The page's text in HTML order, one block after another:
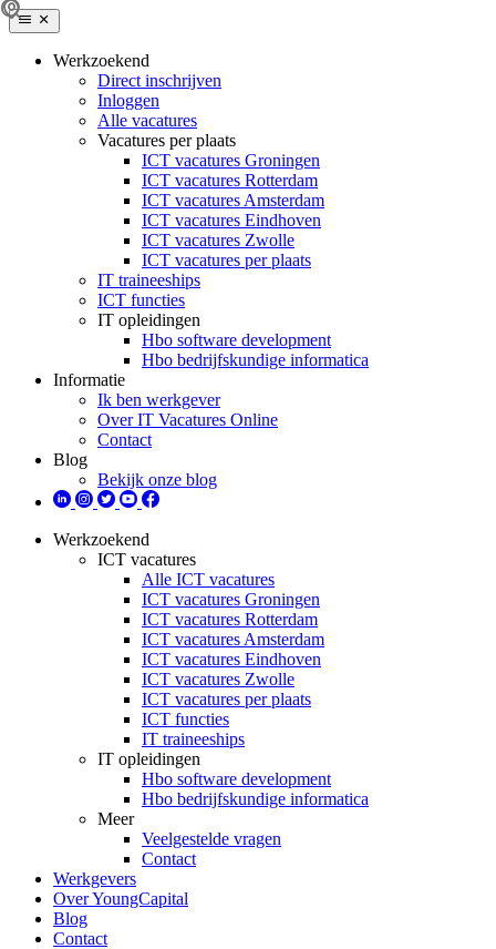
Werkzoekend
Direct inschrijven
Inloggen
Alle vacatures
Vacatures per plaats
ICT vacatures Groningen
ICT vacatures Rotterdam
ICT vacatures Amsterdam
ICT vacatures Eindhoven
ICT vacatures Zwolle
ICT vacatures per plaats
IT traineeships
ICT functies
IT opleidingen
Hbo software development
Hbo bedrijfskundige informatica
Informatie
Ik ben werkgever
Over IT Vacatures Online
Contact
Blog
Bekijk onze blog
Werkzoekend
ICT vacatures
Alle ICT vacatures
ICT vacatures Groningen
ICT vacatures Rotterdam
ICT vacatures Amsterdam
ICT vacatures Eindhoven
ICT vacatures Zwolle
ICT vacatures per plaats
ICT functies
IT traineeships
IT opleidingen
Hbo software development
Hbo bedrijfskundige informatica
Meer
Veelgestelde vragen
Contact
Werkgevers
Over YoungCapital
Blog
Contact